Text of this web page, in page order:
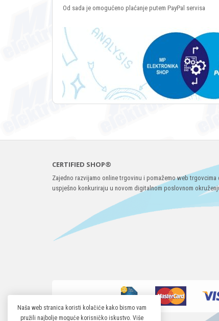
Od sada je omogućeno plaćanje putem PayPal servisa
CERTIFIED SHOP®
Zajedno razvijamo online trgovinu i pomažemo web trgovcima
uspješno konkuriraju u novom digitalnom poslovnom
Naša web stranica koristi kolačiće kako bismo vam
pružili najbolje moguće korisničko iskustvo. Više